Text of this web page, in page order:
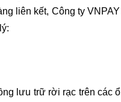
liên kết, Công ty
lưu trữ rời rạc trên các